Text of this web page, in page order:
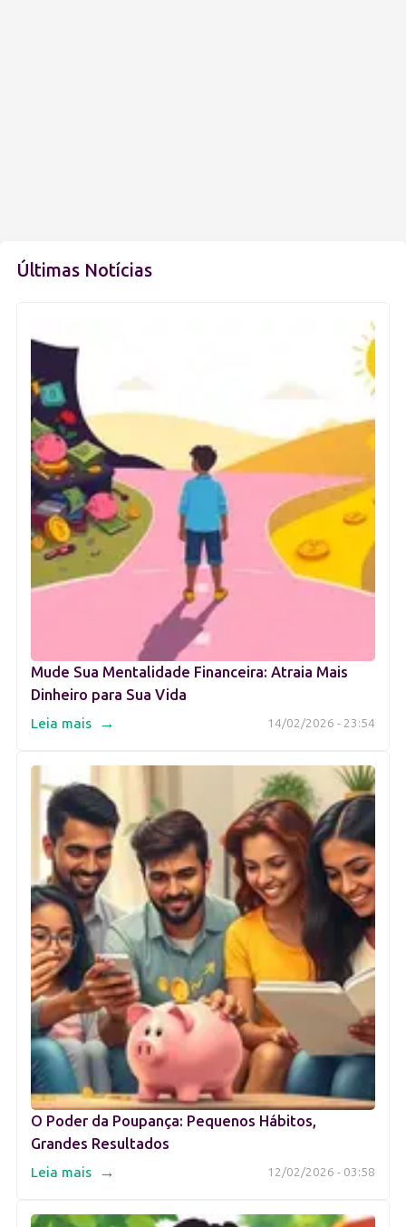
Últimas Notícias
Mude Sua Mentalidade Financeira: Atraia Mais
Dinheiro para Sua Vida
14/02/2026 - 23:54
Leia mais →
O Poder da Poupança: Pequenos Hábitos,
Grandes Resultados
12/02/2026 - 03:58
Leia mais →